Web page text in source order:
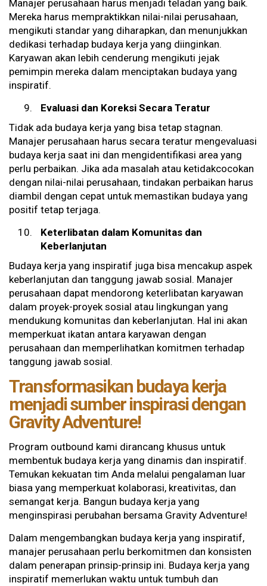
Manajer perusahaan harus menjadi teladan yang baik.
Mereka harus mempraktikkan nilai-nilai perusahaan,
mengikuti standar yang diharapkan, dan menunjukkan
dedikasi terhadap budaya kerja yang diinginkan.
Karyawan akan lebih cenderung mengikuti jejak
pemimpin mereka dalam menciptakan budaya yang
inspiratif.
Evaluasi dan Koreksi Secara Teratur
Tidak ada budaya kerja yang bisa tetap stagnan.
Manajer perusahaan harus secara teratur mengevaluasi
budaya kerja saat ini dan mengidentifikasi area yang
perlu perbaikan. Jika ada masalah atau ketidakcocokan
dengan nilai-nilai perusahaan, tindakan perbaikan harus
diambil dengan cepat untuk memastikan budaya yang
positif tetap terjaga.
Keterlibatan dalam Komunitas dan
Keberlanjutan
Budaya kerja yang inspiratif juga bisa mencakup aspek
keberlanjutan dan tanggung jawab sosial. Manajer
perusahaan dapat mendorong keterlibatan karyawan
dalam proyek-proyek sosial atau lingkungan yang
mendukung komunitas dan keberlanjutan. Hal ini akan
memperkuat ikatan antara karyawan dengan
perusahaan dan memperlihatkan komitmen terhadap
tanggung jawab sosial.
Transformasikan budaya kerja
menjadi sumber inspirasi dengan
Gravity Adventure!
Program outbound kami dirancang khusus untuk
membentuk budaya kerja yang dinamis dan inspiratif.
Temukan kekuatan tim Anda melalui pengalaman luar
biasa yang memperkuat kolaborasi, kreativitas, dan
semangat kerja. Bangun budaya kerja yang
menginspirasi perubahan bersama Gravity Adventure!
Dalam mengembangkan budaya kerja yang inspiratif,
manajer perusahaan perlu berkomitmen dan konsisten
dalam penerapan prinsip-prinsip ini. Budaya kerja yang
inspiratif memerlukan waktu untuk tumbuh dan